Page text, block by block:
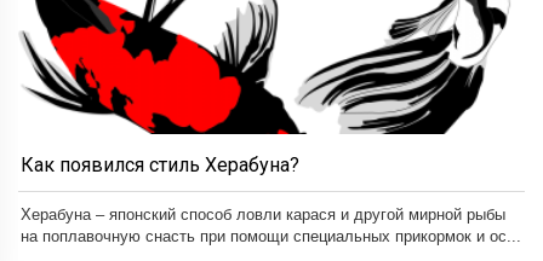
Как появился стиль Херабуна?
Херабуна – японский способ ловли карася и другой мирной рыбы
на поплавочную снасть при помощи специальных прикормок и ос...